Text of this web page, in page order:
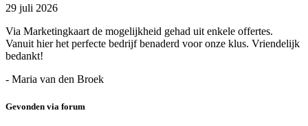
29 juli 2026
Via Marketingkaart de mogelijkheid gehad uit enkele offertes.
Vanuit hier het perfecte bedrijf benaderd voor onze klus. Vriendelijk
bedankt!
- Maria van den Broek
Gevonden via forum